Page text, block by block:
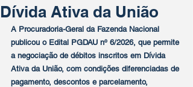
Dívida Ativa da União
A Procuradoria-Geral da Fazenda Nacional
publicou o Edital PGDAU nº 6/2026, que permite
a negociação de débitos inscritos em Dívida
Ativa da União, com condições diferenciadas de
pagamento, descontos e parcelamento,